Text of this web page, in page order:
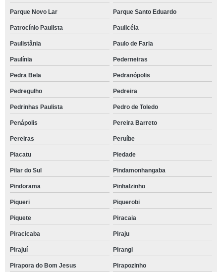
Parque Novo Lar Parque Santo Eduardo
Patrocínio Paulista Paulicéia
Paulistânia Paulo de Faria
Paulínia Pederneiras
Pedra Bela Pedranópolis
Pedregulho Pedreira
Pedrinhas Paulista Pedro de Toledo
Penápolis Pereira Barreto
Pereiras Peruíbe
Piacatu Piedade
Pilar do Sul Pindamonhangaba
Pindorama Pinhalzinho
Piqueri Piquerobi
Piquete Piracaia
Piracicaba Piraju
Pirajuí Pirangi
Pirapora do Bom Jesus Pirapozinho